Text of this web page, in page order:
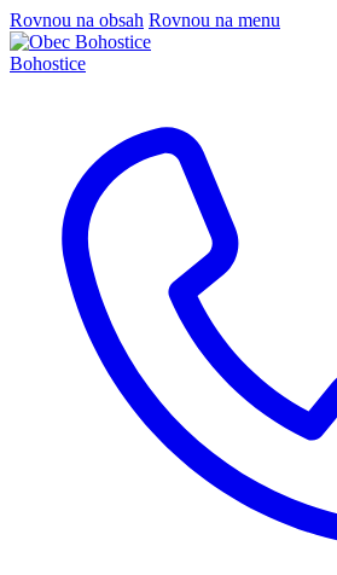
Rovnou na obsah Rovnou na menu
Bohostice